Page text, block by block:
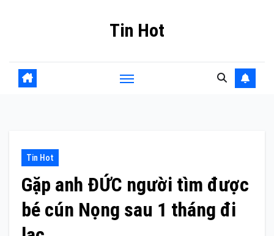
Tin Hot
Tin Hot
Gặp anh ĐỨC người tìm được
bé cún Nọng sau 1 tháng đi